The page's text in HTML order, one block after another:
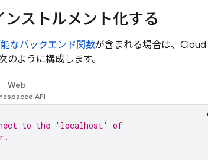
ストルメント化する
なバックエンド関数が含まれる場合は、 Cloud
ように構成します。
Web
to the 'localhost' of